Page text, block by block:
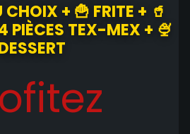
CHOIX + 🍟 FRITE + 🥤
PIÈCES TEX-MEX + 🍨